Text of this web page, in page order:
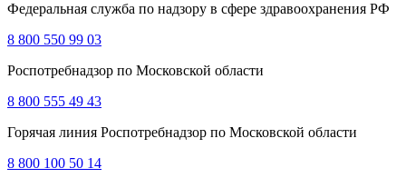
Федеральная служба по надзору в сфере здравоохранения РФ
8 800 550 99 03
Роспотребнадзор по Московской области
8 800 555 49 43
Горячая линия Роспотребнадзор по Московской области
8 800 100 50 14